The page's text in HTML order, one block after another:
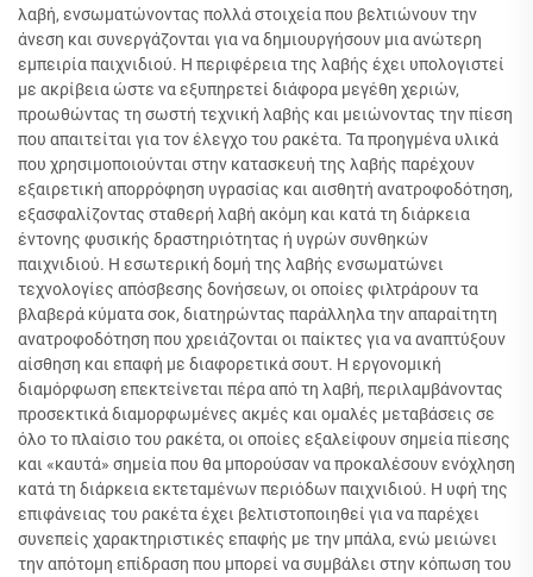
λαβή, ενσωματώνοντας πολλά στοιχεία που βελτιώνουν την
άνεση και συνεργάζονται για να δημιουργήσουν μια ανώτερη
εμπειρία παιχνιδιού. Η περιφέρεια της λαβής έχει υπολογιστεί
με ακρίβεια ώστε να εξυπηρετεί διάφορα μεγέθη χεριών,
προωθώντας τη σωστή τεχνική λαβής και μειώνοντας την πίεση
που απαιτείται για τον έλεγχο του ρακέτα. Τα προηγμένα υλικά
που χρησιμοποιούνται στην κατασκευή της λαβής παρέχουν
εξαιρετική απορρόφηση υγρασίας και αισθητή ανατροφοδότηση,
εξασφαλίζοντας σταθερή λαβή ακόμη και κατά τη διάρκεια
έντονης φυσικής δραστηριότητας ή υγρών συνθηκών
παιχνιδιού. Η εσωτερική δομή της λαβής ενσωματώνει
τεχνολογίες απόσβεσης δονήσεων, οι οποίες φιλτράρουν τα
βλαβερά κύματα σοκ, διατηρώντας παράλληλα την απαραίτητη
ανατροφοδότηση που χρειάζονται οι παίκτες για να αναπτύξουν
αίσθηση και επαφή με διαφορετικά σουτ. Η εργονομική
διαμόρφωση επεκτείνεται πέρα από τη λαβή, περιλαμβάνοντας
προσεκτικά διαμορφωμένες ακμές και ομαλές μεταβάσεις σε
όλο το πλαίσιο του ρακέτα, οι οποίες εξαλείφουν σημεία πίεσης
και «καυτά» σημεία που θα μπορούσαν να προκαλέσουν ενόχληση
κατά τη διάρκεια εκτεταμένων περιόδων παιχνιδιού. Η υφή της
επιφάνειας του ρακέτα έχει βελτιστοποιηθεί για να παρέχει
συνεπείς χαρακτηριστικές επαφής με την μπάλα, ενώ μειώνει
την απότομη επίδραση που μπορεί να συμβάλει στην κόπωση του